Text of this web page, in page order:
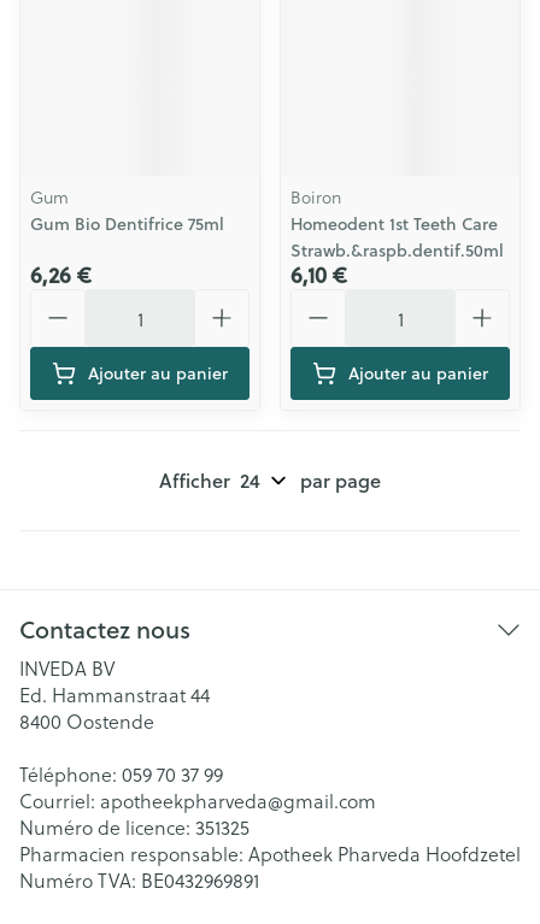
Gum
Gum Bio Dentifrice 75ml
6,26 €
Ajouter au panier
Boiron
Homeodent 1st Teeth Care
Strawb.&raspb.dentif.50ml
6,10 €
Ajouter au panier
Afficher par page
Contactez nous
INVEDA BV
Ed. Hammanstraat 44
8400 Oostende
Téléphone: 059 70 37 99
Courriel: apotheekpharveda@gmail.com
Numéro de licence: 351325
Pharmacien responsable: Apotheek Pharveda Hoofdzetel
Numéro TVA: BE0432969891